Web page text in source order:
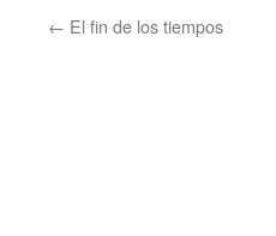
← El fin de los tiempos